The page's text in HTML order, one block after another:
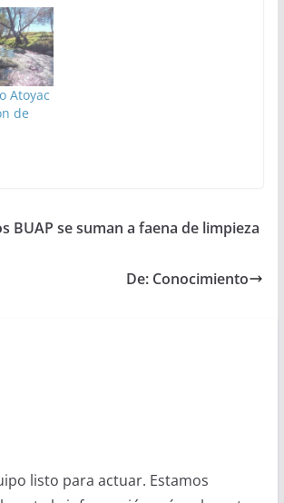
Atoyac
de
BUAP se suman a faena de limpieza
De: Conocimiento
listo para actuar. Estamos